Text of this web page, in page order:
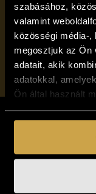
szabásához,
valamint
közösségi média-,
megosztjuk az Ön
adatait, akik
adatokkal,
Ön által használt
Elolvastam, és
adatvédelmi